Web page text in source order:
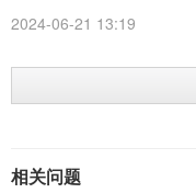
2024-06-21 13:19
相关问题